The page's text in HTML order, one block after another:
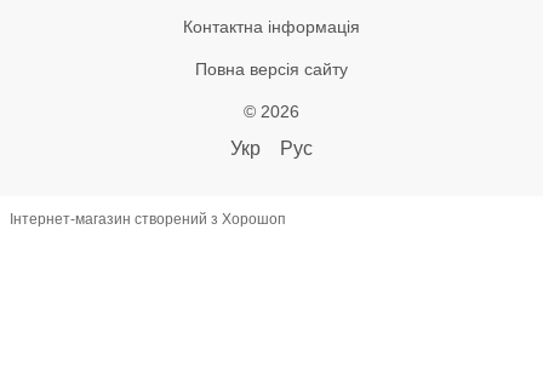
Контактна інформація
Повна версія сайту
© 2026
Укр Рус
Інтернет-магазин створений з Хорошоп